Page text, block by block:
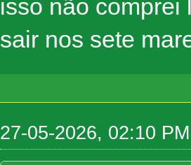
isso não comprei
sair nos sete
27-05-2026, 02:10 PM